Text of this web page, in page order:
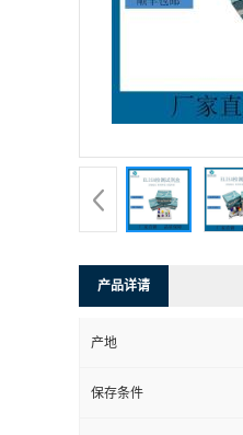
产品详请
产地
保存条件